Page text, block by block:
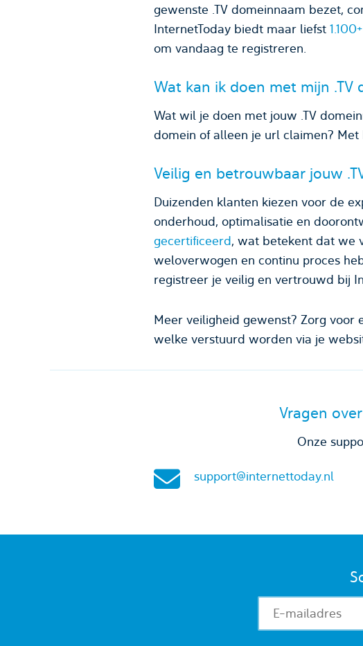
gewenste .TV domeinnaam bezet,
InternetToday biedt maar liefst
om vandaag te registreren.
Wat kan ik doen met mijn .TV
Wat wil je doen met jouw .TV
domein of alleen je url claimen?
Veilig en betrouwbaar jouw
Duizenden klanten kiezen voor de
onderhoud, optimalisatie en
gecertificeerd, wat betekent dat we
weloverwogen en continu proces
registreer je veilig en vertrouwd bij
Meer veiligheid gewenst? Zorg voor
welke verstuurd worden via je
Vragen
Onze
support@internettoday.nl